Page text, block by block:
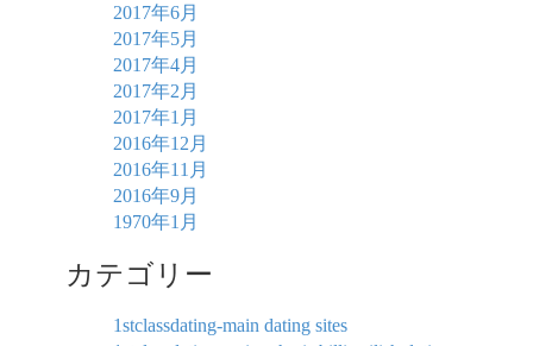
2017年6月
2017年5月
2017年4月
2017年2月
2017年1月
2016年12月
2016年11月
2016年9月
1970年1月
カテゴリー
1stclassdating-main dating sites